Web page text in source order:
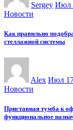
Sergey Июл
Новости
Как правильно
стеллажной системы
Alex Июл
Новости
Приставная тумба к
функциональное